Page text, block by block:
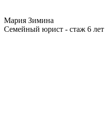
Мария Зимина
Семейный юрист - стаж 6 лет